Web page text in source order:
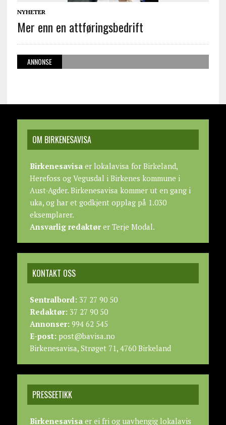
NYHETER
Mer enn en attføringsbedrift
ANNONSE
OM BIRKENESAVISA
Birkenesavisaer lokalavisa for Birkeland,
Herefoss og Vegusdal i Birkenes kommune i
Aust-Agder. Birkenesavisa kommer ut en gang i
uka, og har et godkjent opplag på 1.030
eksemplarer.
Ansvarlig redaktører Terje Modal.
KONTAKT OSS
Sentralbord:37 27 90 50
Redaktør:37 27 90 50
Annonser:994 62 545
E-post:post@bavisa.no
Birkenesavisa, Strøget 71, 4760 Birkeland
PRESSEETIKK
Birkenesavisaer ei fri og uavhengig lokalavis